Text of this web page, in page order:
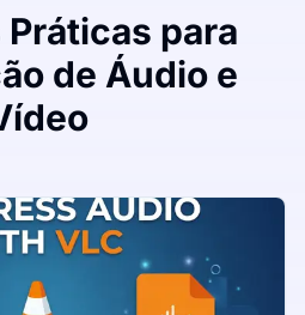
para
de Áudio e